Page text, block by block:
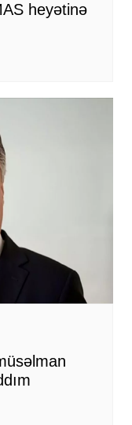
heyətinə